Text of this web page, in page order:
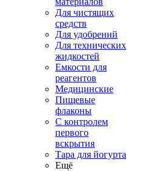
Для чистящих
средств
Для удобрений
Для технических
жидкостей
Емкости для
реагентов
Медицинские
Пищевые
флаконы
С контролем
первого
вскрытия
Тара для йогурта
Ещё